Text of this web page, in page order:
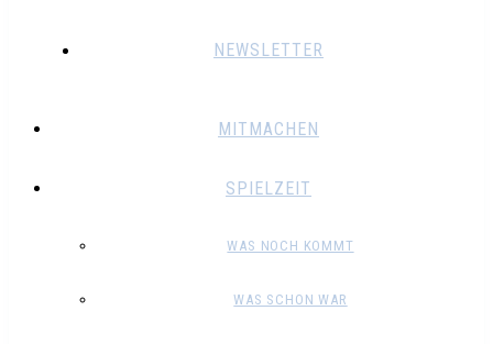
NEWSLETTER
MITMACHEN
SPIELZEIT
WAS NOCH KOMMT
WAS SCHON WAR